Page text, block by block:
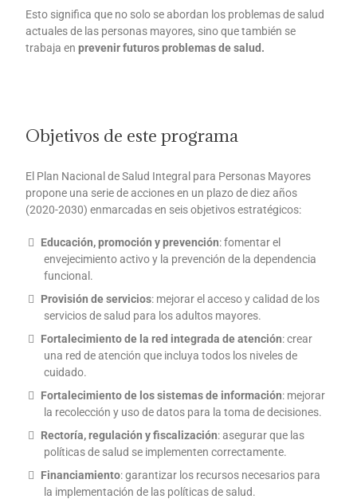
Esto significa que no solo se abordan los problemas de salud
actuales de las personas mayores, sino que también se
trabaja enprevenir futuros problemas de salud.
Objetivos de este programa
El Plan Nacional de Salud Integral para Personas Mayores
propone una serie de acciones en un plazo de diez años
(2020-2030) enmarcadas en seis objetivos estratégicos:
Educación, promoción y prevención: fomentar el
envejecimiento activo y la prevención de la dependencia
funcional.
Provisión de servicios: mejorar el acceso y calidad de los
servicios de salud para los adultos mayores.
Fortalecimiento de la red integrada de atención: crear
una red de atención que incluya todos los niveles de
cuidado.
Fortalecimiento de los sistemas de información: mejorar
la recolección y uso de datos para la toma de decisiones.
Rectoría, regulación y fiscalización: asegurar que las
políticas de salud se implementen correctamente.
Financiamiento: garantizar los recursos necesarios para
la implementación de las políticas de salud.